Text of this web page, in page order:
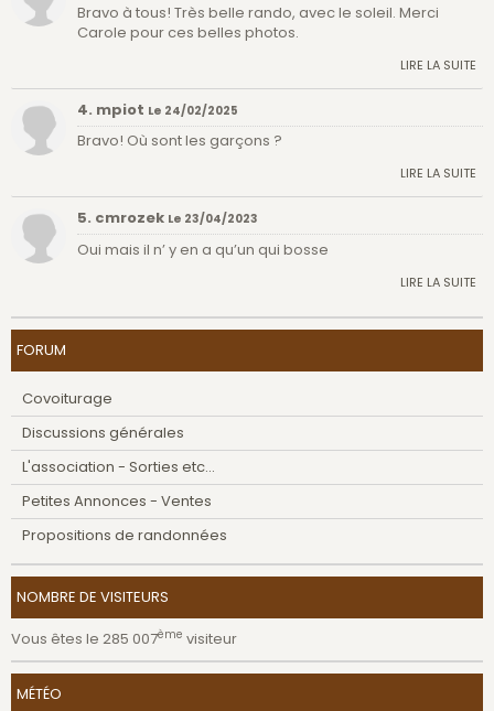
Bravo à tous! Très belle rando, avec le soleil. Merci
Carole pour ces belles photos.
LIRE LA SUITE
4. mpiot Le 24/02/2025
Bravo! Où sont les garçons ?
LIRE LA SUITE
5. cmrozek Le 23/04/2023
Oui mais il n’ y en a qu’un qui bosse
LIRE LA SUITE
FORUM
Covoiturage
Discussions générales
L'association - Sorties etc...
Petites Annonces - Ventes
Propositions de randonnées
NOMBRE DE VISITEURS
Vous êtes le 285 007ème visiteur
MÉTÉO